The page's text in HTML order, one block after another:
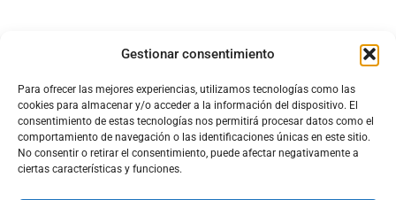
Gestionar consentimiento
Para ofrecer las mejores experiencias, utilizamos tecnologías como las
cookies para almacenar y/o acceder a la información del dispositivo. El
consentimiento de estas tecnologías nos permitirá procesar datos como el
comportamiento de navegación o las identificaciones únicas en este sitio.
No consentir o retirar el consentimiento, puede afectar negativamente a
ciertas características y funciones.